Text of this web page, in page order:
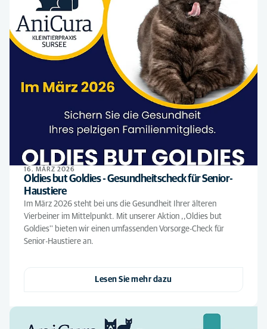
16. MÄRZ 2026
Oldies but Goldies - Gesundheitscheck für Senior-
Haustiere
Im März 2026 steht bei uns die Gesundheit Ihrer älteren
Vierbeiner im Mittelpunkt. Mit unserer Aktion ,,Oldies but
Goldies'' bieten wir einen umfassenden Vorsorge-Check für
Senior-Haustiere an.
Lesen Sie mehr dazu